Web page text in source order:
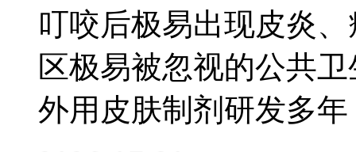
叮咬后极易出现皮炎
区极易被忽视的公共
外用皮肤制剂研发多年